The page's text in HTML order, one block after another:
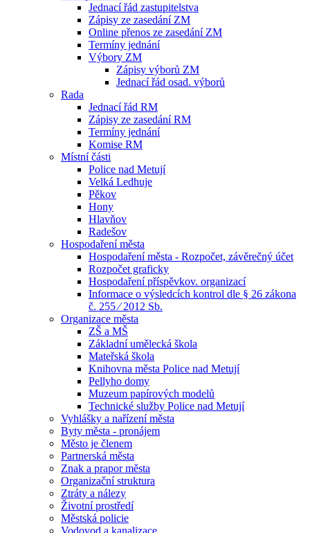
Jednací řád zastupitelstva
Zápisy ze zasedání ZM
Online přenos ze zasedání ZM
Termíny jednání
Výbory ZM
Zápisy výborů ZM
Jednací řád osad. výborů
Rada
Jednací řád RM
Zápisy ze zasedání RM
Termíny jednání
Komise RM
Místní části
Police nad Metují
Velká Ledhuje
Pěkov
Hony
Hlavňov
Radešov
Hospodaření města
Hospodaření města - Rozpočet, závěrečný účet
Rozpočet graficky
Hospodaření příspěvkov. organizací
Informace o výsledcích kontrol dle § 26 zákona
č. 255 ⁄ 2012 Sb.
Organizace města
ZŠ a MŠ
Základní umělecká škola
Mateřská škola
Knihovna města Police nad Metují
Pellyho domy
Muzeum papírových modelů
Technické služby Police nad Metují
Vyhlášky a nařízení města
Byty města - pronájem
Město je členem
Partnerská města
Znak a prapor města
Organizační struktura
Ztráty a nálezy
Životní prostředí
Městská policie
Vodovod a kanalizace